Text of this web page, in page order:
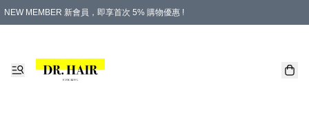
NEW MEMBER 新會員，即享首次 5% 購物優惠 !